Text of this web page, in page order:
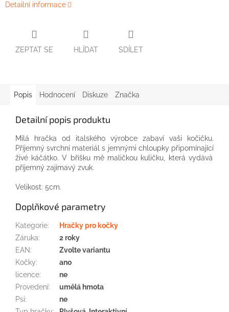
Detailní informace
ZEPTAT SE HLÍDAT SDÍLET
Popis Hodnocení Diskuze Značka
Detailní popis produktu
Milá hračka od italského výrobce zabaví vaši kočičku.
Příjemný svrchní materiál s jemnými chloupky připomínající
živé káčátko. V bříškuměmaličkou kuličku, která vydává
příjemný zajímavý zvuk.
Velikost: 5cm.
Doplňkové parametry
Kategorie:
Hračky pro kočky
Záruka:
2 roky
EAN:
Zvolte variantu
Kočky:
ano
licence:
ne
Provedení:
umělá hmota
Psi:
ne